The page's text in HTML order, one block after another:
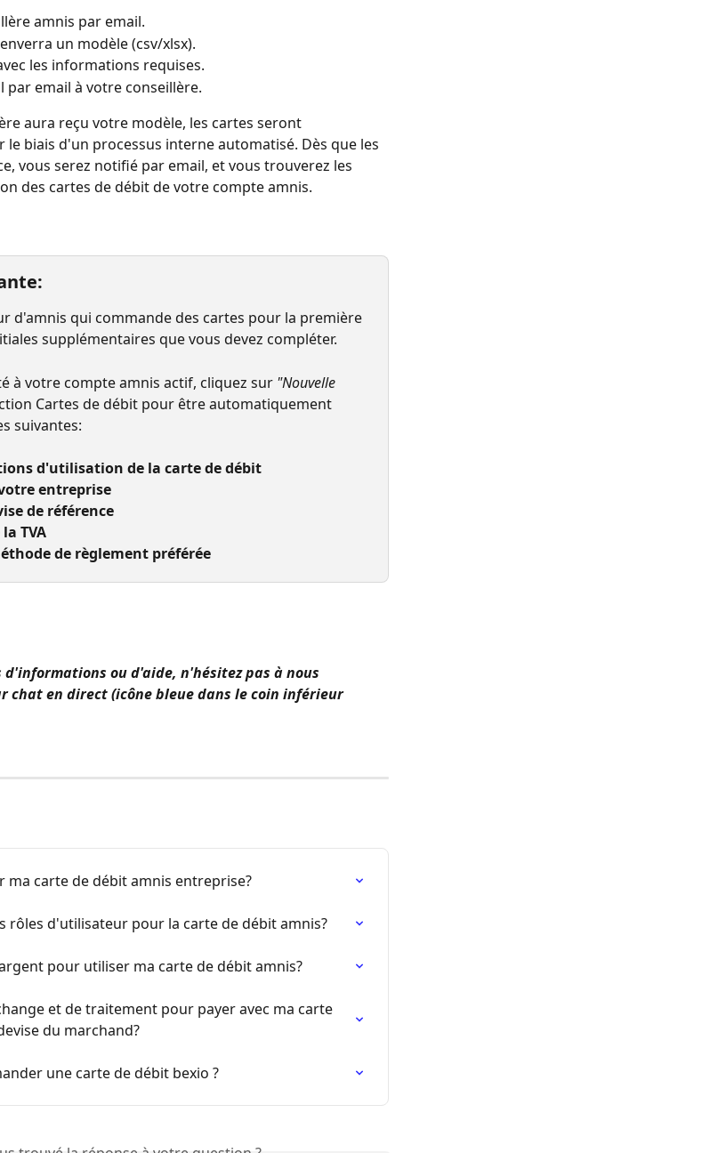
amnis par email.
un modèle (csv/xlsx).
les informations requises.
par email à votre conseillère.
aura reçu votre modèle, les cartes seront
le biais d'un processus interne automatisé. Dès que les
vous serez notifié par email, et vous trouverez les
des cartes de débit de votre compte amnis.
d'amnis qui commande des cartes pour la première
supplémentaires que vous devez compléter.
à votre compte amnis actif, cliquez sur "Nouvelle
Cartes de débit pour être automatiquement
suivantes:
d'utilisation de la carte de débit
entreprise
de référence
TVA
de règlement préférée
d'informations ou d'aide, n'hésitez pas à nous
chat en direct (icône bleue dans le coin inférieur
ma carte de débit amnis entreprise?
rôles d'utilisateur pour la carte de débit amnis?
pour utiliser ma carte de débit amnis?
et de traitement pour payer avec ma carte
du marchand?
une carte de débit bexio ?